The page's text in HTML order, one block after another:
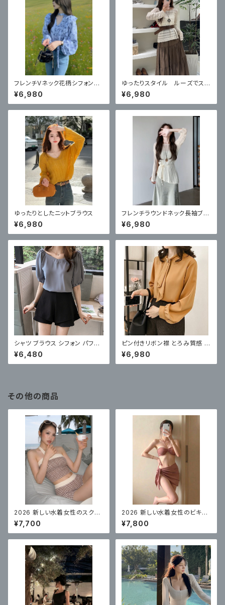
フレンチVネック花柄シフォンシ
ャツ、秋フリルホルターネックリ
ボントップ、ハイエンドでエレガ
ントなシャツ
¥6,980
ゆったりスタイル ルーズでスリ
ムなブラウス
¥6,980
ゆったりとしたニットブラウス
¥6,980
フレンチラウンドネック長袖ブラ
ウス
¥6,980
シャツ ブラウス シフォン パフ袖
5分袖 薄手 プルオーバー
¥6,480
ピン付きリボン襟 とろみ質感 上
品 好感度UP オフィスコーデ
¥6,980
その他の商品
2026 新しい水着女性のスクエ
アアングル高品質リゾート美しい
スプリット水着スパチェック柄
¥7,700
2026 新しい水着女性のビキニ
スプリットセクシーなスリーピー
ス水着、美しくてハイエンド
¥7,800